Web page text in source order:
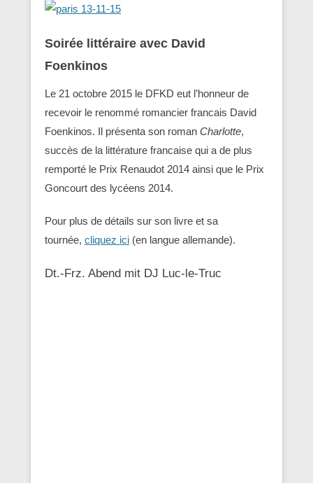
Soirée littéraire avec David
Foenkinos
Le 21 octobre 2015 le DFKD eut l’honneur de
recevoir le renommé romancier francais David
Foenkinos. Il présenta son roman Charlotte,
succès de la littérature francaise qui a de plus
remporté le Prix Renaudot 2014 ainsi que le Prix
Goncourt des lycéens 2014.
Pour plus de détails sur son livre et sa
tournée, cliquez ici (en langue allemande).
Dt.-Frz. Abend mit DJ Luc-le-Truc